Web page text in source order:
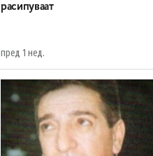
расипуваат
пред 1 нед.